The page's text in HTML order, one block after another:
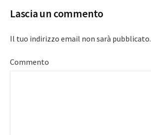
Lascia un commento
Il tuo indirizzo email non sarà pubblicato.
Commento